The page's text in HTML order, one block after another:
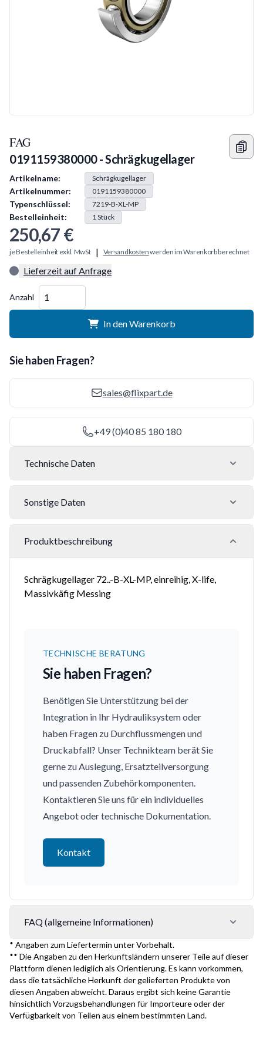
FAG
0191159380000 - Schrägkugellager
Produkt Information
Artikelname: Schrägkugellager
Artikelnummer: 0191159380000
Typenschlüssel: 7219-B-XL-MP
Bestelleinheit: 1Stück
250,67 €
je Bestelleinheit exkl. MwSt | Versandkostenwerden im Warenkorb berechnet
Lieferzeit auf Anfrage
Anzahl
In den Warenkorb
Sie haben Fragen?
sales@flixpart.de
+49 (0)40 85 180 180
Technische Daten
Sonstige Daten
Produktbeschreibung
Schrägkugellager 72..-B-XL-MP, einreihig, X-life,
Massivkäfig Messing
TECHNISCHE BERATUNG
Sie haben Fragen?
Benötigen Sie Unterstützung bei der
Integration in Ihr Hydrauliksystem oder
haben Fragen zu Durchflussmengen und
Druckabfall? Unser Technikteam berät Sie
gerne zu Auslegung, Ersatzteilversorgung
und passenden Zubehörkomponenten.
Kontaktieren Sie uns für ein individuelles
Angebot oder technische Dokumentation.
Kontakt
FAQ (allgemeine Informationen)
* Angaben zum Liefertermin unter Vorbehalt.
** Die Angaben zu den Herkunftsländern unserer Teile auf dieser
Plattform dienen lediglich als Orientierung. Es kann vorkommen,
dass die tatsächliche Herkunft der gelieferten Produkte von
diesen Angaben abweicht. Daraus ergibt sich keine Garantie
hinsichtlich Vorzugsbehandlungen für Importeure oder der
Verfügbarkeit von Teilen aus einem bestimmten Land.